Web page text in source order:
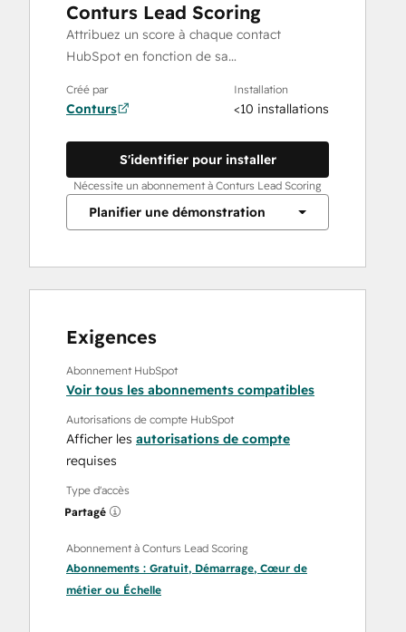
Conturs Lead Scoring
Attribuez un score à chaque contact
HubSpot en fonction de sa…
Créé par
Conturs
Installation
<10 installations
S'identifier pour installer
Nécessite un abonnement à Conturs Lead Scoring
Planifier une démonstration
Exigences
Abonnement HubSpot
Voir tous les abonnements compatibles
Autorisations de compte HubSpot
Afficher les autorisations de compte
requises
Type d'accès
Partagé
Abonnement à Conturs Lead Scoring
Abonnements : Gratuit, Démarrage, Cœur de
métier ou Échelle